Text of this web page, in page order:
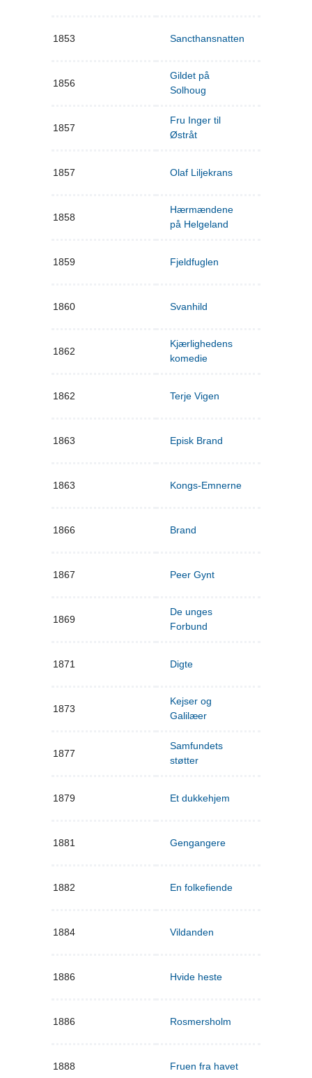
1853 Sancthansnatten
1856
Gildet på
Solhoug
1857
Fru Inger til
Østråt
1857 Olaf Liljekrans
1858
Hærmændene
på Helgeland
1859 Fjeldfuglen
1860 Svanhild
1862
Kjærlighedens
komedie
1862 Terje Vigen
1863 Episk Brand
1863 Kongs-Emnerne
1866 Brand
1867 Peer Gynt
1869
De unges
Forbund
1871 Digte
1873
Kejser og
Galilæer
1877
Samfundets
støtter
1879 Et dukkehjem
1881 Gengangere
1882 En folkefiende
1884 Vildanden
1886 Hvide heste
1886 Rosmersholm
1888 Fruen fra havet